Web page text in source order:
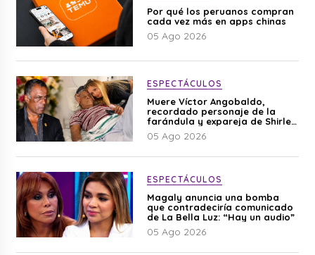
Por qué los peruanos compran
cada vez más en apps chinas
05 Ago 2026
ESPECTÁCULOS
Muere Víctor Angobaldo,
recordado personaje de la
farándula y expareja de Shirley
Cherres
05 Ago 2026
ESPECTÁCULOS
Magaly anuncia una bomba
que contradeciría comunicado
de La Bella Luz: “Hay un audio”
05 Ago 2026